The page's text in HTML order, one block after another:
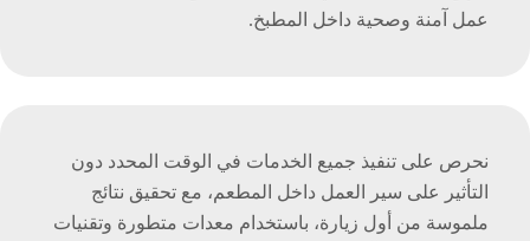
عمل آمنة وصحية داخل المطبخ.
نحرص على تنفيذ جميع الخدمات في الوقت المحدد دون
التأثير على سير العمل داخل المطعم، مع تحقيق نتائج
ملموسة من أول زيارة، باستخدام معدات متطورة وتقنيات